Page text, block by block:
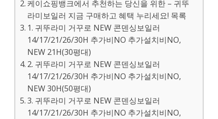
케이쇼핑뱅크에서 추천하는 당신을 위한 – 귀뚜
라미보일러 지금 구매하고 혜택 누리세요! 목록
1. 귀뚜라미 거꾸로 NEW 콘덴싱보일러
14/17/21/26/30H 추가비NO 추가설치비NO,
NEW 21H(30평대)
2. 귀뚜라미 거꾸로 NEW 콘덴싱보일러
14/17/21/26/30H 추가비NO 추가설치비NO,
NEW 30H(50평대)
3. 귀뚜라미 거꾸로 NEW 콘덴싱보일러
14/17/21/26/30H 추가비NO 추가설치비NO,